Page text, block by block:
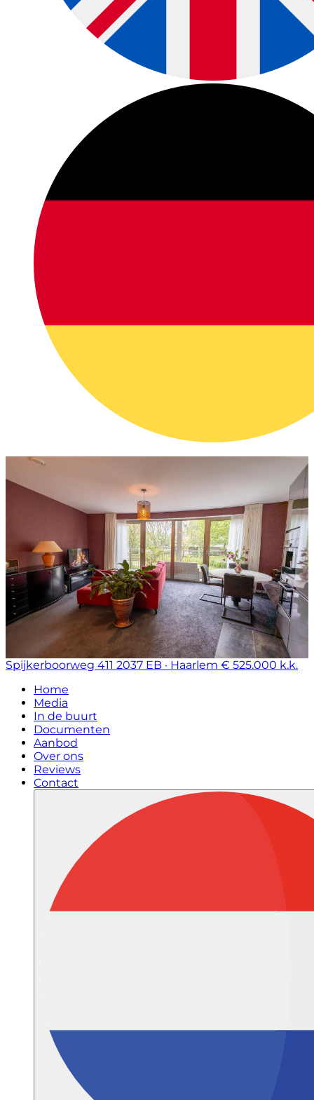
Spijkerboorweg 411 2037 EB · Haarlem € 525.000 k.k.
Home
Media
In de buurt
Documenten
Aanbod
Over ons
Reviews
Contact